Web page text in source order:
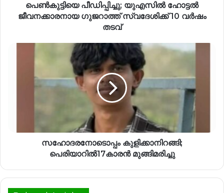
പെൺകുട്ടിയെ പീഡിപ്പിച്ചു; യുഎസിൽ ഹോട്ടല്‍
ജീവനക്കാരനായ ഗുജറാത്ത് സ്വദേശിക്ക് 10 വർഷം
തടവ്
സഹോദരനോടൊപ്പം കുളിക്കാനിറങ്ങി;
പെരിയാറിൽ17കാരൻ മുങ്ങിമരിച്ചു